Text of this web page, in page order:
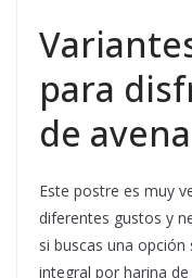
para
de avena
Este postre es muy
diferentes gustos y
si buscas una
integral por harina